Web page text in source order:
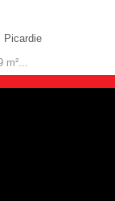
Picardie